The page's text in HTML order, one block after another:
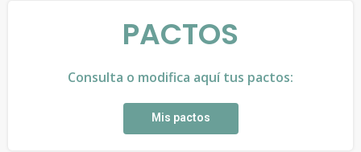
PACTOS
Consulta o modifica aquí tus pactos:
Mis pactos